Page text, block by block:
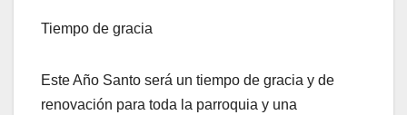
Tiempo de gracia
Este Año Santo será un tiempo de gracia y de
renovación para toda la parroquia y una